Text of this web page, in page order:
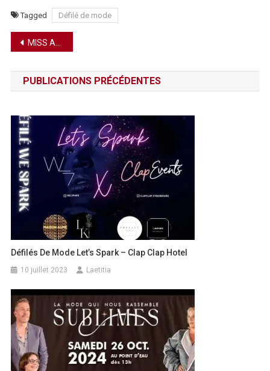
Tagged Défilé de mode
Navigation
de
l’article
MISS ALSACE 2026
PUBLICATIONS PRÉCÉDENTES
Défilés De Mode Let’s Spark – Clap Clap Hotel
10 juillet 2023 Laetitia